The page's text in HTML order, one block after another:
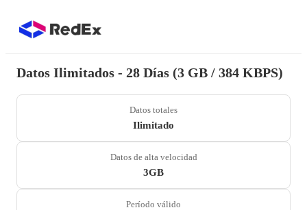
Datos Ilimitados - 28 Días (3 GB / 384 KBPS)
Datos totales
Ilimitado
Datos de alta velocidad
3GB
Período válido